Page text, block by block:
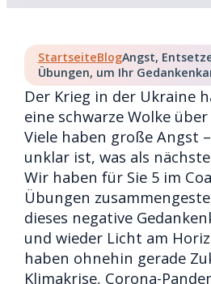
StartseiteBlogAngst,
Übungen, um Ihr
Der Krieg in der Ukraine
eine schwarze Wolke
Viele haben große Angst
unklar ist, was als
Wir haben für Sie 5 im
Übungen
dieses negative
und wieder Licht am
haben ohnehin gerade
Klimakrise, Corona-